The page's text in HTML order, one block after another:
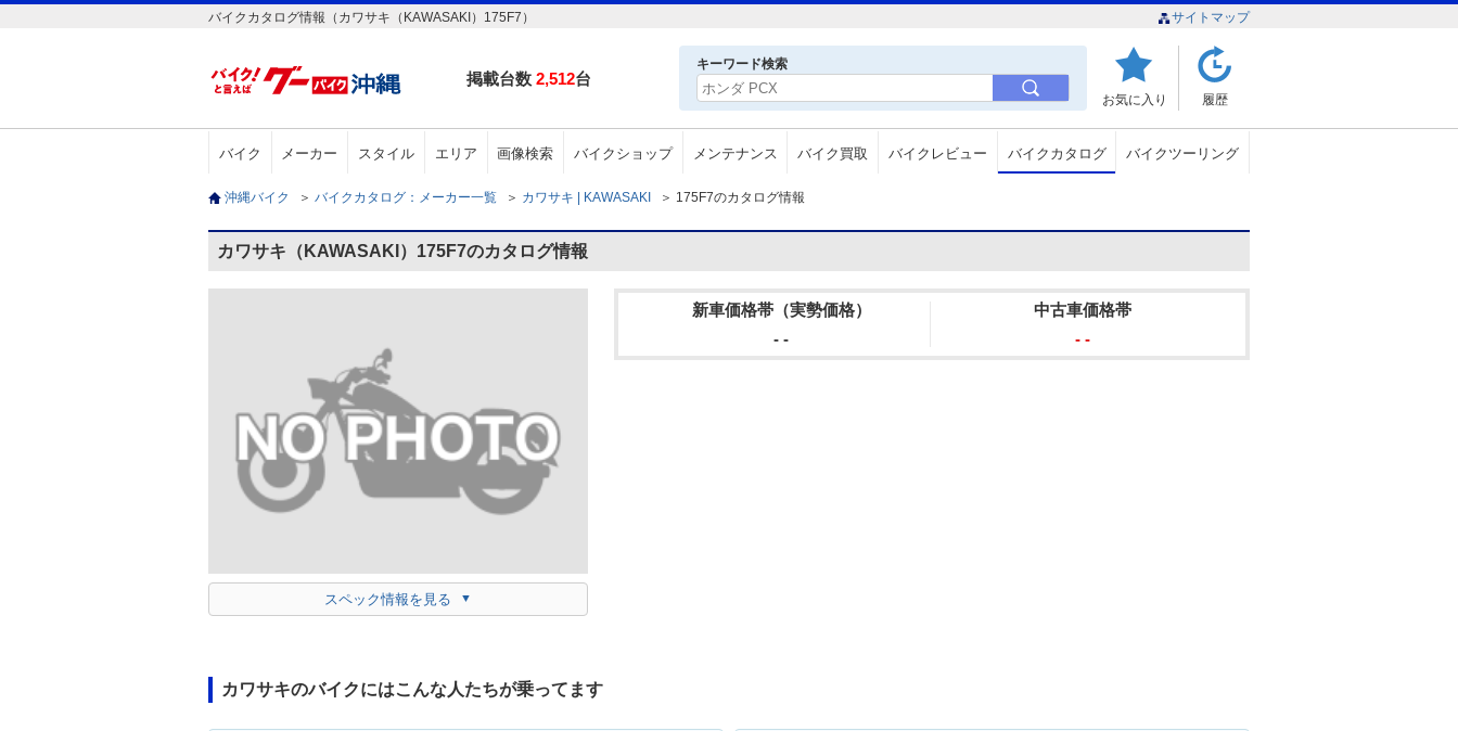
バイクカタログ情報（カワサキ（KAWASAKI）175F7） サイトマップ
掲載台数 2,512台
キーワード検索
お気に入り 履歴
バイク メーカー スタイル エリア 画像検索 バイクショップ メンテナンス バイク買取 バイクレビュー バイクカタログ バイクツーリング
沖縄バイク ＞ バイクカタログ：メーカー一覧 ＞ カワサキ | KAWASAKI ＞ 175F7のカタログ情報
カワサキ（KAWASAKI）175F7のカタログ情報
スペック情報を見る
新車価格帯（実勢価格）
- -
中古車価格帯
- -
カワサキのバイクにはこんな人たちが乗ってます